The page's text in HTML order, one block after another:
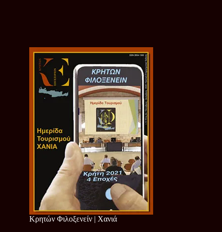
Κρητών Φιλοξενείν | Χανιά